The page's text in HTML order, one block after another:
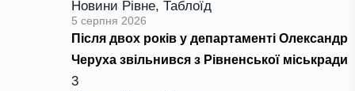
Новини Рівне, Таблоїд
5 серпня 2026
Після двох років у департаменті Олександр
Черуха звільнився з Рівненської міськради
3